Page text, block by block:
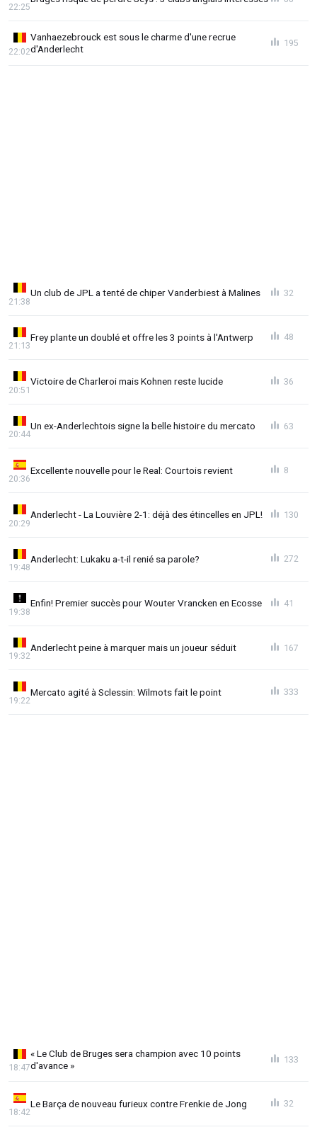
22:25
Vanhaezebrouck est sous le charme d'une recrue
d'Anderlecht
22:02
195
Un club de JPL a tenté de chiper Vanderbiest à Malines
21:38
32
Frey plante un doublé et offre les 3 points à l'Antwerp
21:13
48
Victoire de Charleroi mais Kohnen reste lucide
20:51
36
Un ex-Anderlechtois signe la belle histoire du mercato
20:44
63
Excellente nouvelle pour le Real: Courtois revient
20:36
8
Anderlecht - La Louvière 2-1: déjà des étincelles en JPL!
20:29
130
Anderlecht: Lukaku a-t-il renié sa parole?
19:48
272
Enfin! Premier succès pour Wouter Vrancken en Ecosse
19:38
41
Anderlecht peine à marquer mais un joueur séduit
19:32
167
Mercato agité à Sclessin: Wilmots fait le point
19:22
333
« Le Club de Bruges sera champion avec 10 points
d'avance »
18:47
133
Le Barça de nouveau furieux contre Frenkie de Jong
18:42
32